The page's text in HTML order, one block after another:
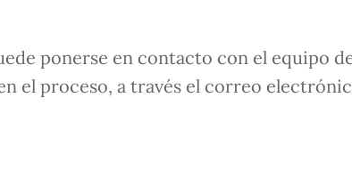
ponerse en contacto con el equipo
el proceso, a través el correo